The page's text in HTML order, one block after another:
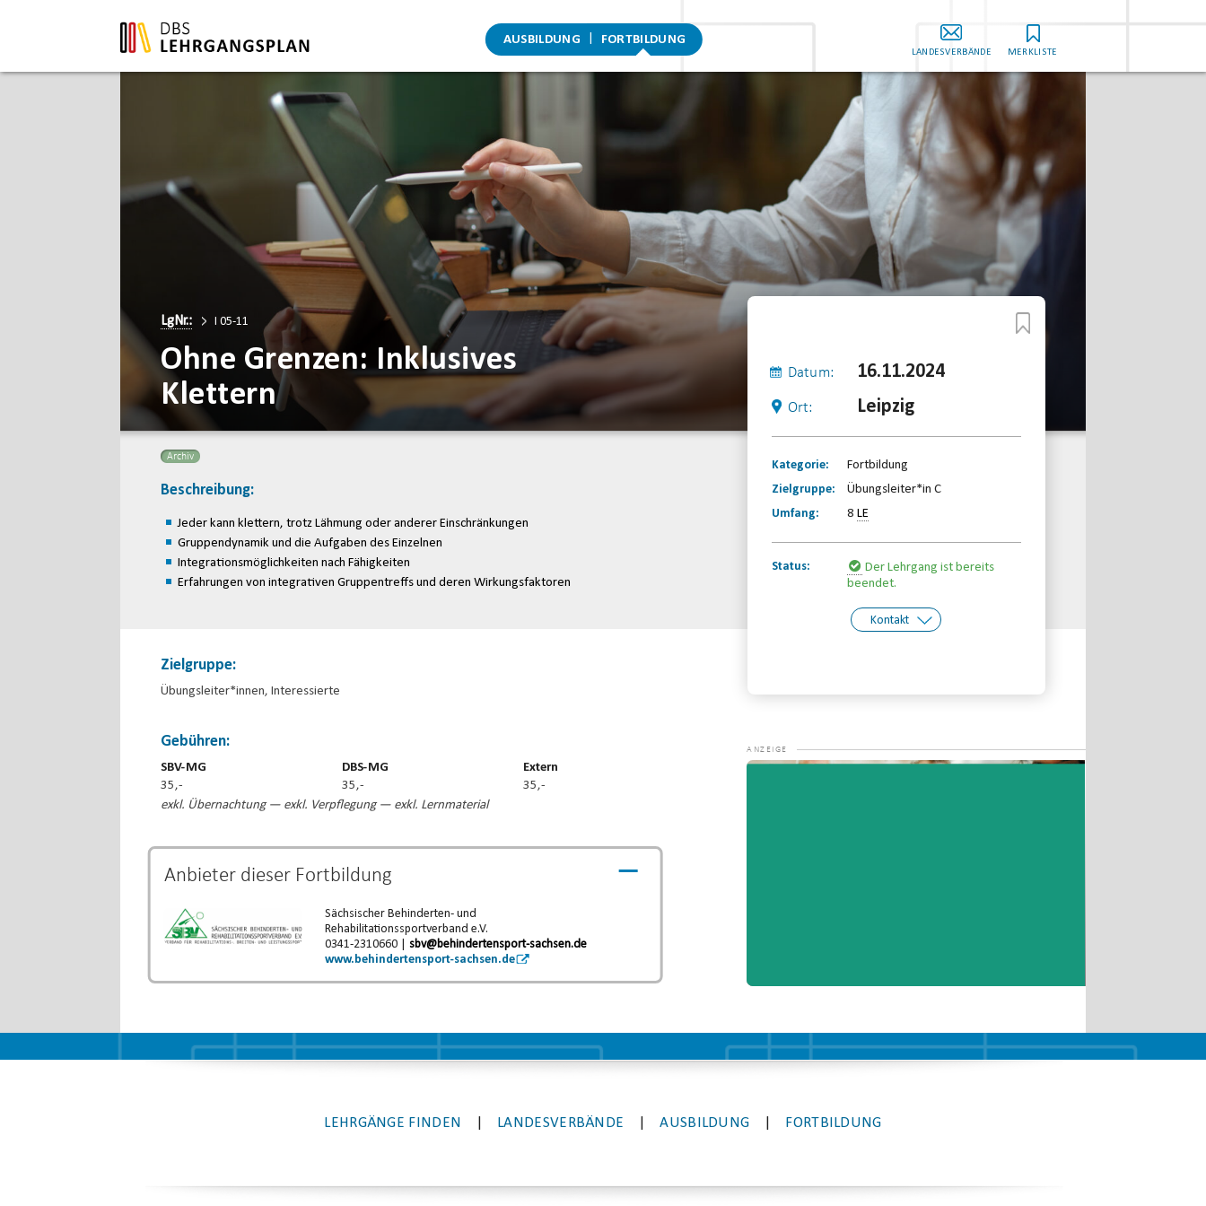
AUSBILDUNG FORTBILDUNG
LANDESVERBÄNDE MERKLISTE
LgNr.: I 05-11
Ohne Grenzen: Inklusives
Klettern
Datum: 16.11.2024
Ort: Leipzig
Kategorie:
Fortbildung
Zielgruppe:
Übungsleiter*in C
Umfang:
8 LE
Status:
Der Lehrgang ist bereits
beendet.
Kontakt
Telefon: 0341-2310660
Archiv
Beschreibung:
Jeder kann klettern, trotz Lähmung oder anderer Einschränkungen
Gruppendynamik und die Aufgaben des Einzelnen
Integrationsmöglichkeiten nach Fähigkeiten
Erfahrungen von integrativen Gruppentreffs und deren Wirkungsfaktoren
Zielgruppe:
Übungsleiter*innen, Interessierte
Gebühren:
SBV-MG DBS-MG
Extern
35,-
35,-
35,-
exkl. Übernachtung — exkl. Verpflegung — exkl. Lernmaterial
Anbieter dieser Fortbildung
Sächsischer Behinderten- und
Rehabilitationssportverband e.V.
0341-2310660 | sbv@behindertensport-sachsen.de
www.behindertensport-sachsen.de
Video-
LEHRGÄNGE FINDEN LANDESVERBÄNDE AUSBILDUNG FORTBILDUNG